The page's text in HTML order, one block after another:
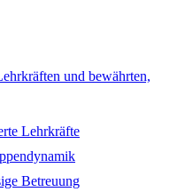
und bewährten,
Lehrkräfte
Betreuung